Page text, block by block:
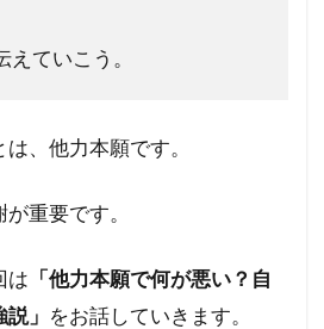
ていこう。
、他力本願です。
重要です。
は 「他力本願で何が悪い？自
」 をお話していきます。